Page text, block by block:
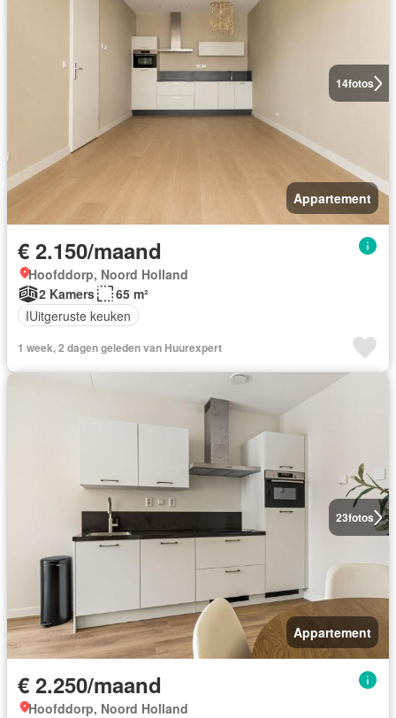
14fotos
Appartement
€ 2.150/maand
Hoofddorp, Noord Holland
2 Kamers
65 m²
IUitgeruste keuken
1 week, 2 dagen geleden van Huurexpert
23fotos
Appartement
€ 2.250/maand
Hoofddorp, Noord Holland